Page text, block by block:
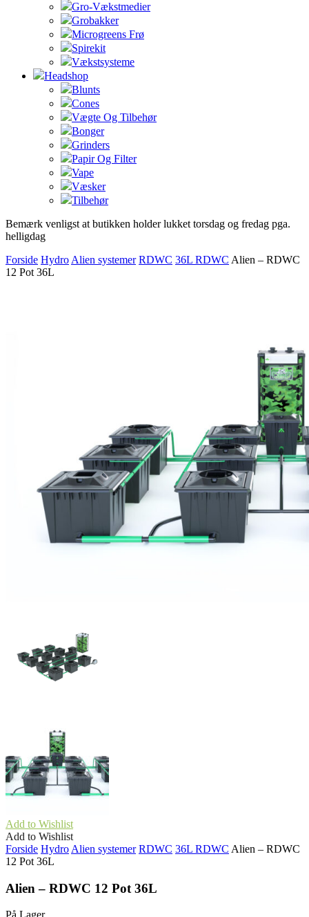
Gro-Vækstmedier
Grobakker
Microgreens Frø
Spirekit
Vækstsysteme
Headshop
Blunts
Cones
Vægte Og Tilbehør
Bonger
Grinders
Papir Og Filter
Vape
Væsker
Tilbehør
Bemærk venligst at butikken holder lukket torsdag og fredag pga.
helligdag
Forside Hydro Alien systemer RDWC 36L RDWC Alien – RDWC
12 Pot 36L
Add to Wishlist
Add to Wishlist
Forside Hydro Alien systemer RDWC 36L RDWC Alien – RDWC
12 Pot 36L
Alien – RDWC 12 Pot 36L